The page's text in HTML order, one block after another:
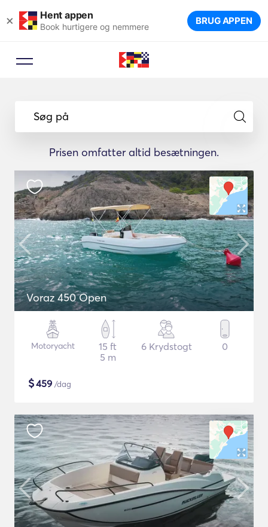
× Hent appen
Book hurtigere og nemmere BRUG APPEN
Søg på
Prisen omfatter altid besætningen.
Voraz 450 Open
Motoryacht
15 ft
5 m
6 Krydstogt 0
$459 /dag